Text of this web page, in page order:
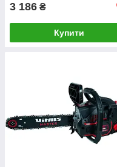
3 186 ₴
Купити